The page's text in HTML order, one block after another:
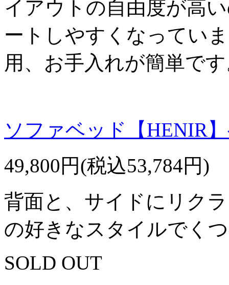
イアウトの自由度が高
ートしやすくなってい
用、お手入れが簡単で
ソファベッド【HENIR
49,800円(税込53,784円)
背面と、サイドにリク
の好きなスタイルでく
SOLD OUT